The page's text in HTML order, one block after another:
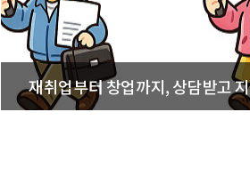
재취업부터 창업까지, 상담받고